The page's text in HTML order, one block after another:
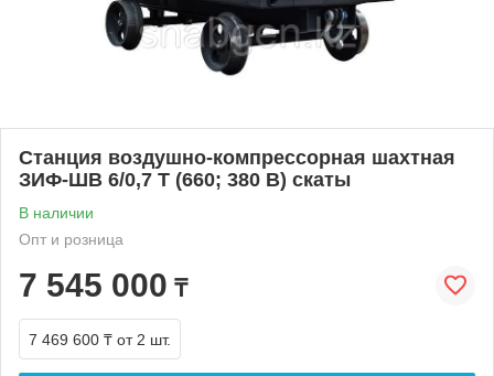
Станция воздушно-компрессорная шахтная
ЗИФ-ШВ 6/0,7 Т (660; 380 В) скаты
В наличии
Опт и розница
7 545 000 ₸
7 469 600 ₸ от 2 шт.